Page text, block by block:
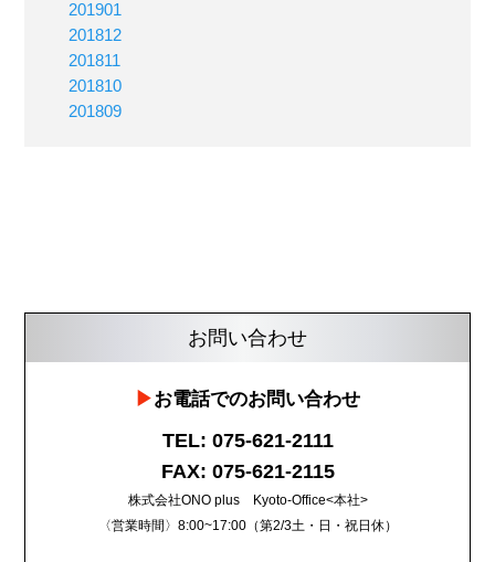
201901
201812
201811
201810
201809
お問い合わせ
お電話でのお問い合わせ
TEL: 075-621-2111
FAX: 075-621-2115
株式会社ONO plus Kyoto-Office<本社>
〈営業時間〉8:00~17:00（第2/3土・日・祝日休）